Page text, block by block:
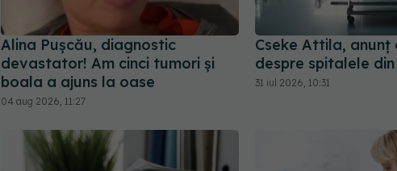
Alina Pușcău, diagnostic
devastator! Am cinci tumori și
boala a ajuns la oase
04 aug 2026, 11:27
Cseke Attila,
despre spitalele
31 iul 2026, 10:31